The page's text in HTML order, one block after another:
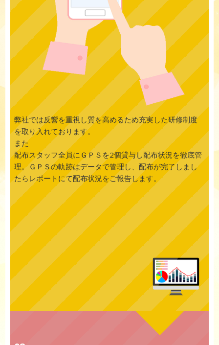
弊社では反響を重視し質を高めるため充実した研修制度
を取り入れております。
また
配布スタッフ全員にＧＰＳを2個貸与し配布状況を徹底管
理。ＧＰＳの軌跡はデータで管理し、配布が完了しまし
たらレポートにて配布状況をご報告します。